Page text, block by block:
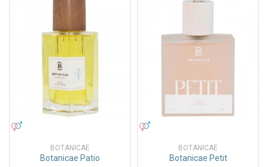
BOTANICAE
Botanicae Patio
BOTANICAE
Botanicae Petit